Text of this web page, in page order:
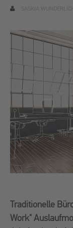
SASKIA WUNDERLICH
Traditionelle
Work"